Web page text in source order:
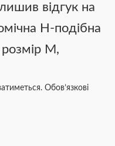
відгук на
H-подібна
М,
Обов’язкові